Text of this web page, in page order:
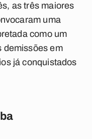
as três maiores
uma
como um
demissões em
já conquistados